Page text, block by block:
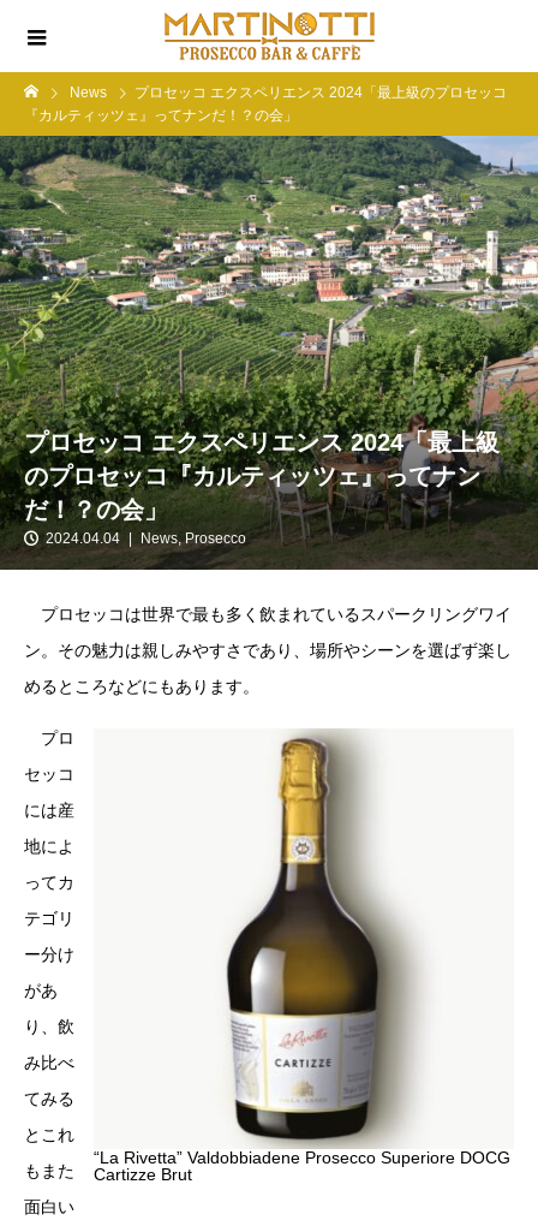
News
プロセッコ エクスペリエンス 2024「最上級のプロセッコ
『カルティッツェ』ってナンだ！？の会」
プロセッコ エクスペリエンス 2024「最上級
のプロセッコ『カルティッツェ』ってナン
だ！？の会」
2024.04.04 News,Prosecco
プロセッコは世界で最も多く飲まれているスパークリングワイ
ン。その魅力は親しみやすさであり、場所やシーンを選ばず楽し
めるところなどにもあります。
“La Rivetta” Valdobbiadene Prosecco Superiore DOCG
Cartizze Brut
プロ
セッコ
には産
地によ
ってカ
テゴリ
ー分け
があ
り、飲
み比べ
てみる
とこれ
もまた
面白い